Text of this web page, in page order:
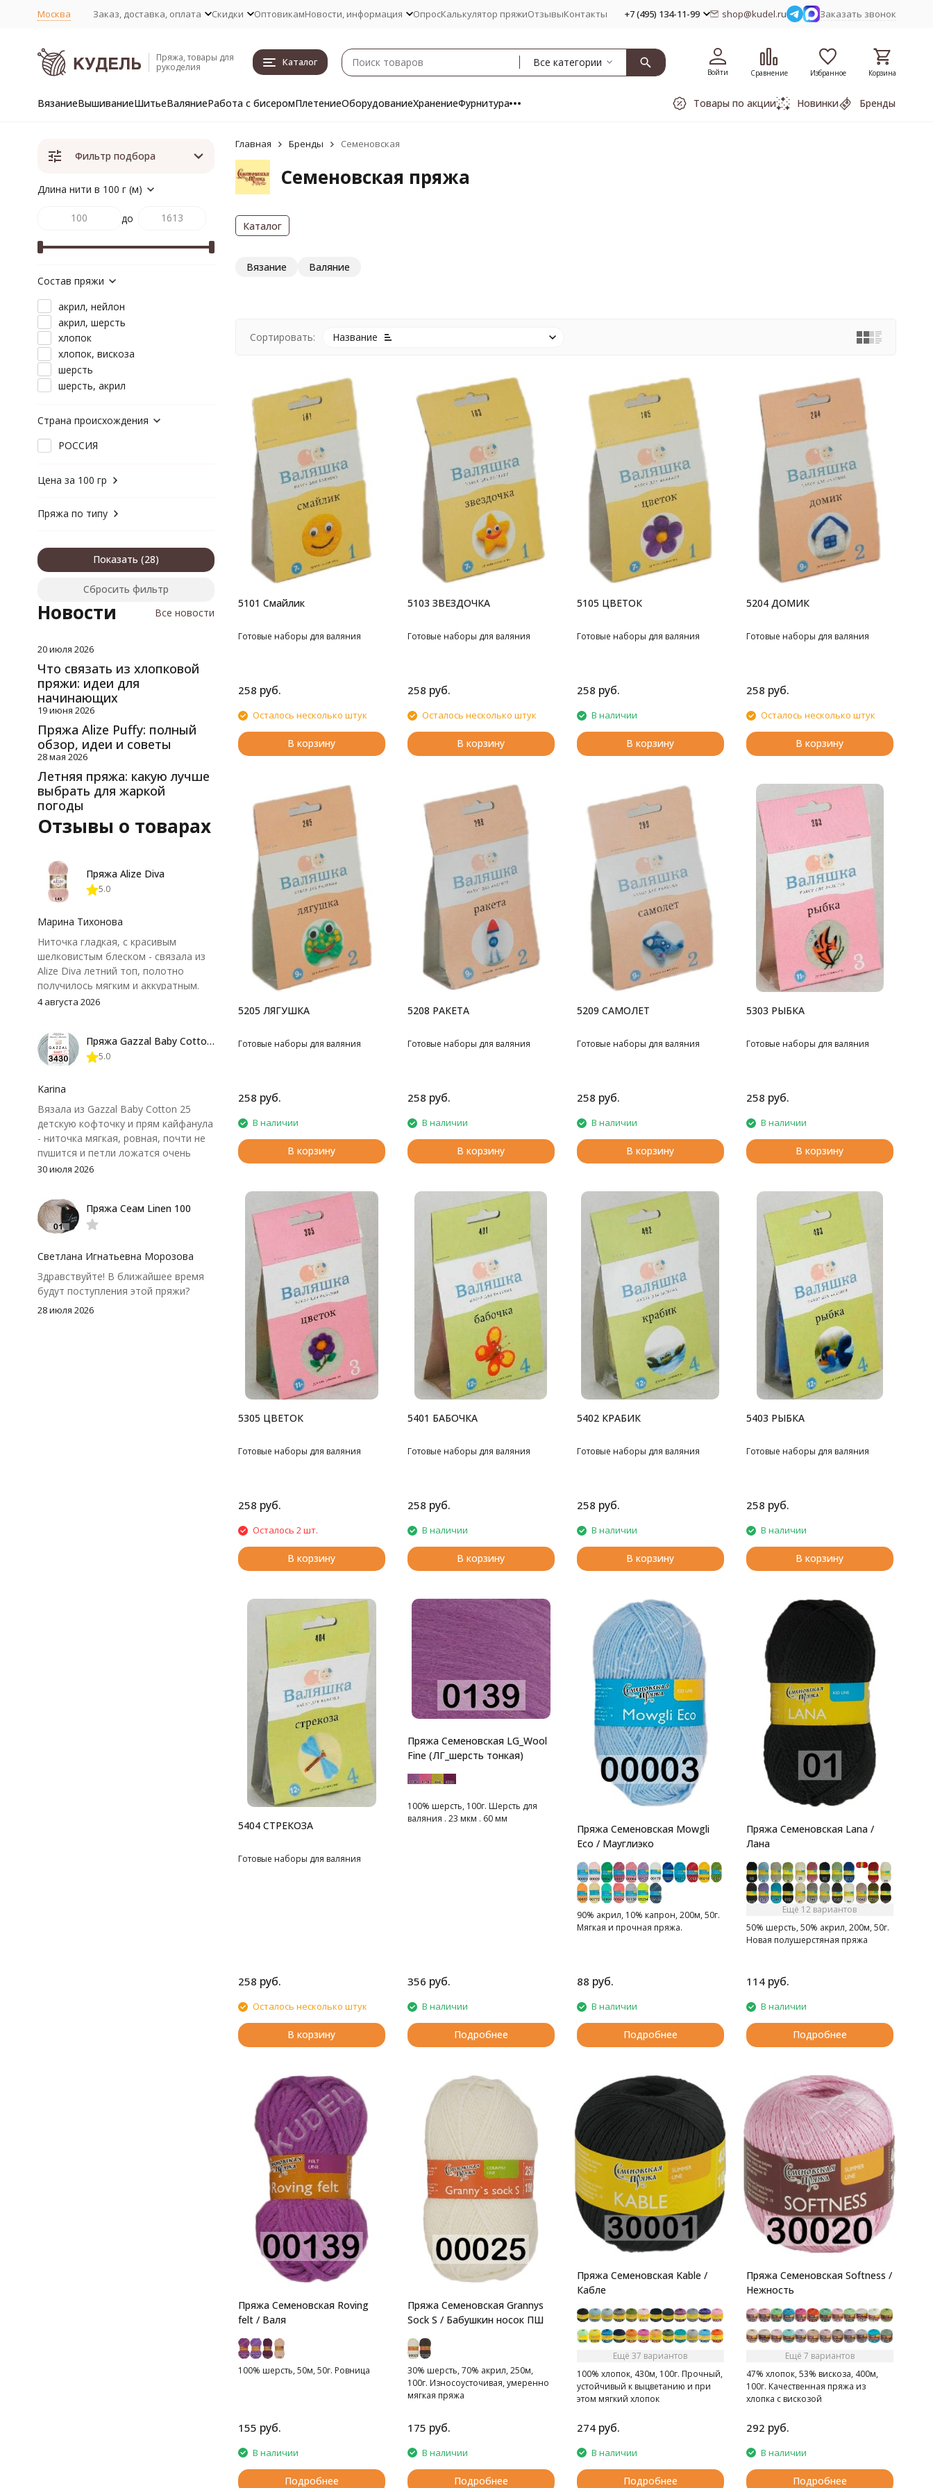
Москва Заказ, доставка, оплата Скидки ОптовикамНовости, информация ОпросКалькулятор пряжиОтзывыКонтакты +7 (495) 134-11-99 shop@kudel.ru Заказать звонок
Пряжа, товары для
рукоделия
Каталог Все категории
Войти Сравнение Избранное Корзина
ВязаниеВышиваниеШитьеВаляниеРабота с бисеромПлетениеОборудованиеХранениеФурнитура Товары по акции Новинки Бренды
Главная Бренды Семеновская
Семеновская пряжа
Каталог
Вязание Валяние
Сортировать: Название
5101 Cмайлик
Готовые наборы для валяния
258 руб.
Осталось несколько штук
В корзину
5103 ЗВЕЗДОЧКА
Готовые наборы для валяния
258 руб.
Осталось несколько штук
В корзину
5105 ЦВЕТОК
Готовые наборы для валяния
258 руб.
В наличии
В корзину
5204 ДОМИК
Готовые наборы для валяния
258 руб.
Осталось несколько штук
В корзину
5205 ЛЯГУШКА
Готовые наборы для валяния
258 руб.
В наличии
В корзину
5208 РАКЕТА
Готовые наборы для валяния
258 руб.
В наличии
В корзину
5209 САМОЛЕТ
Готовые наборы для валяния
258 руб.
В наличии
В корзину
5303 РЫБКА
Готовые наборы для валяния
258 руб.
В наличии
В корзину
5305 ЦВЕТОК
Готовые наборы для валяния
258 руб.
Осталось 2 шт.
В корзину
5401 БАБОЧКА
Готовые наборы для валяния
258 руб.
В наличии
В корзину
5402 КРАБИК
Готовые наборы для валяния
258 руб.
В наличии
В корзину
5403 РЫБКА
Готовые наборы для валяния
258 руб.
В наличии
В корзину
5404 СТРЕКОЗА
Готовые наборы для валяния
258 руб.
Осталось несколько штук
В корзину
Пряжа Семеновская LG_Wool
Fine (ЛГ_шерсть тонкая)
100% шерсть, 100г. Шерсть для
валяния . 23 мкм . 60 мм
356 руб.
В наличии
Подробнее
Пряжа Семеновская Mowgli
Eco / Мауглиэко
90% акрил, 10% капрон, 200м, 50г.
Мягкая и прочная пряжа.
88 руб.
В наличии
Подробнее
Пряжа Семеновская Lana /
Лана
Ещё 12 вариантов
50% шерсть, 50% акрил, 200м, 50г.
Новая полушерстяная пряжа
114 руб.
В наличии
Подробнее
Пряжа Семеновская Roving
felt / Валя
100% шерсть, 50м, 50г. Ровница
155 руб.
В наличии
Подробнее
Пряжа Семеновская Grannys
Sock S / Бабушкин носок ПШ
30% шерсть, 70% акрил, 250м,
100г. Износоусточивая, умеренно
мягкая пряжа
175 руб.
В наличии
Подробнее
Пряжа Семеновская Kable /
Кабле
Ещё 37 вариантов
100% хлопок, 430м, 100г. Прочный,
устойчивый к выцветанию и при
этом мягкий хлопок
274 руб.
В наличии
Подробнее
Пряжа Семеновская Softness /
Нежность
Ещё 7 вариантов
47% хлопок, 53% вискоза, 400м,
100г. Качественная пряжа из
хлопка с вискозой
292 руб.
В наличии
Подробнее
Фильтр подбора
Длина нити в 100 г (м)
до
Состав пряжи
акрил, нейлон
акрил, шерсть
хлопок
хлопок, вискоза
шерсть
шерсть, акрил
Страна происхождения
РОССИЯ
Цена за 100 гр
Пряжа по типу
Показать
Сбросить фильтр
Новости Все новости
20 июля 2026
Что связать из хлопковой
пряжи: идеи для
начинающих
19 июня 2026
Пряжа Alize Puffy: полный
обзор, идеи и советы
28 мая 2026
Летняя пряжа: какую лучше
выбрать для жаркой
погоды
Отзывы о товарах
Пряжа Alize Diva
5.0
Марина Тихонова
Ниточка гладкая, с красивым
шелковистым блеском - связала из
Alize Diva летний топ, полотно
получилось мягким и аккуратным.
Петли хорошо видны, вяжется
нюанс - пряжа немного скользит и
иногда расслаивается, пришлось
крючок поудобнее.
4 августа 2026
Пряжа Gazzal Baby Cotton 25
5.0
Karina
Вязала из Gazzal Baby Cotton 25
детскую кофточку и прям кайфанула
- ниточка мягкая, ровная, почти не
пушится и петли ложатся очень
аккуратно. После стирки полотно
потеряло, цвет тоже не стал
тусклее. Единственный нюанс -
моточки маленькие, расход лучше
чуть-чуть не хватило))
30 июля 2026
Пряжа Сеам Linen 100
Светлана Игнатьевна Морозова
Здравствуйте! В ближайшее время
будут поступления этой пряжи?
28 июля 2026